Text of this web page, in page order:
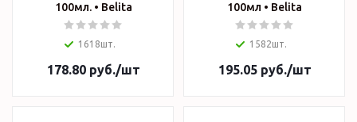
100мл. • Belita
1618шт.
178.80руб./шт
100мл • Belita
1582шт.
195.05руб./шт